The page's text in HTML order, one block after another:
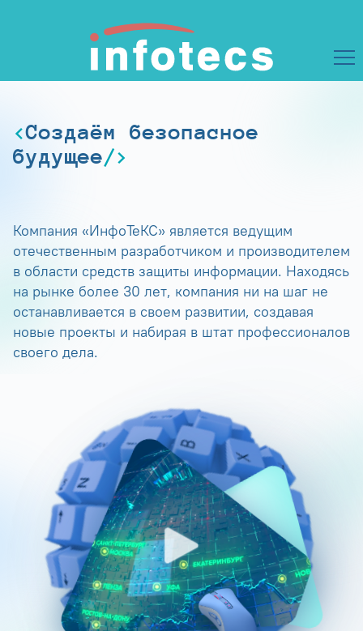
Создаём безопасное
будущее
Компания «ИнфоТеКС» является ведущим
отечественным разработчиком и производителем
в области средств защиты информации. Находясь
на рынке более 30 лет, компания ни на шаг не
останавливается в своем развитии, создавая
новые проекты и набирая в штат профессионалов
своего дела.